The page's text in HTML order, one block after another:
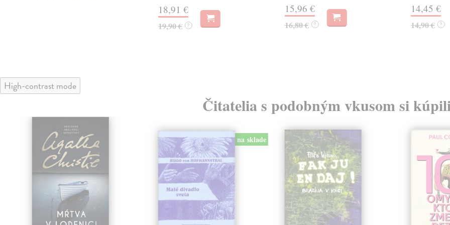
18,91 €
19,90 € ?
15,96 €
16,80 € ?
14,45 €
14,90 € ?
High-contrast mode
Čitatelia s podobným vkusom si
na sklade